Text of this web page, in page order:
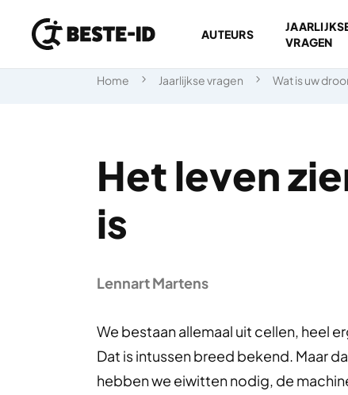
Ga naar inhoud
AUTEURS
VRAGEN
Home Jaarlijkse vragen Wat is uw
Het leven
is
Lennart Martens
We bestaan allemaal uit cellen, heel
Dat is intussen breed bekend. Maar
hebben we eiwitten nodig, de